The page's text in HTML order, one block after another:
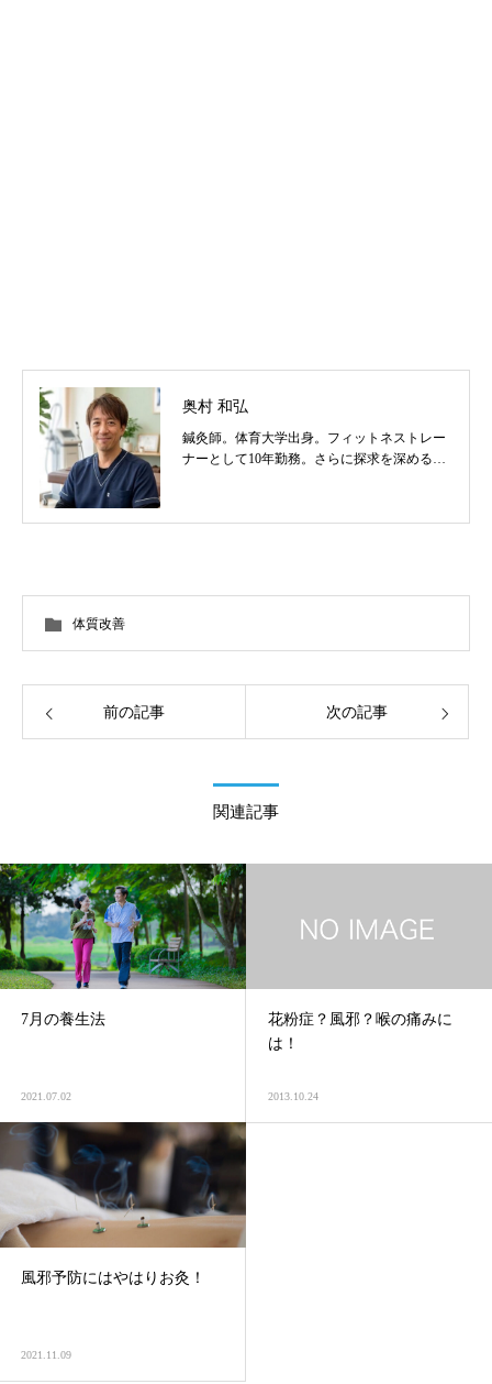
奥村 和弘
鍼灸師。体育大学出身。フィットネストレー
ナーとして10年勤務。さらに探求を深めるべ
の他顔鍼など様々な症状の施術に日々、奔走
体質改善
前の記事 次の記事
関連記事
7月の養生法
2021.07.02
花粉症？風邪？喉の痛みに
は！
2013.10.24
風邪予防にはやはりお灸！
2021.11.09